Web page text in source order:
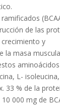
de las
y
la masa
aminoácidos
L-
33 % de la
000 mg de